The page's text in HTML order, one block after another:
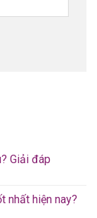
Giải đáp
nhất hiện nay?